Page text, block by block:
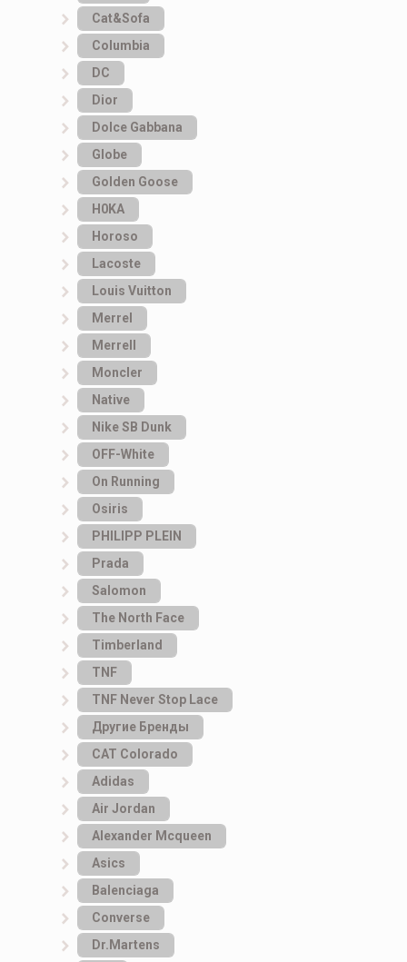
Cat&Sofa
Columbia
DC
Dior
Dolce Gabbana
Globe
Golden Goose
H0KA
Horoso
Lacoste
Louis Vuitton
Merrel
Merrell
Moncler
Native
Nike SB Dunk
OFF-White
On Running
Osiris
PHILIPP PLEIN
Prada
Salomon
The North Face
Timberland
TNF
TNF Never Stop Lace
Другие Бренды
САТ Colorado
Adidas
Air Jordan
Alexander Mcqueen
Asics
Balenciaga
Converse
Dr.Martens